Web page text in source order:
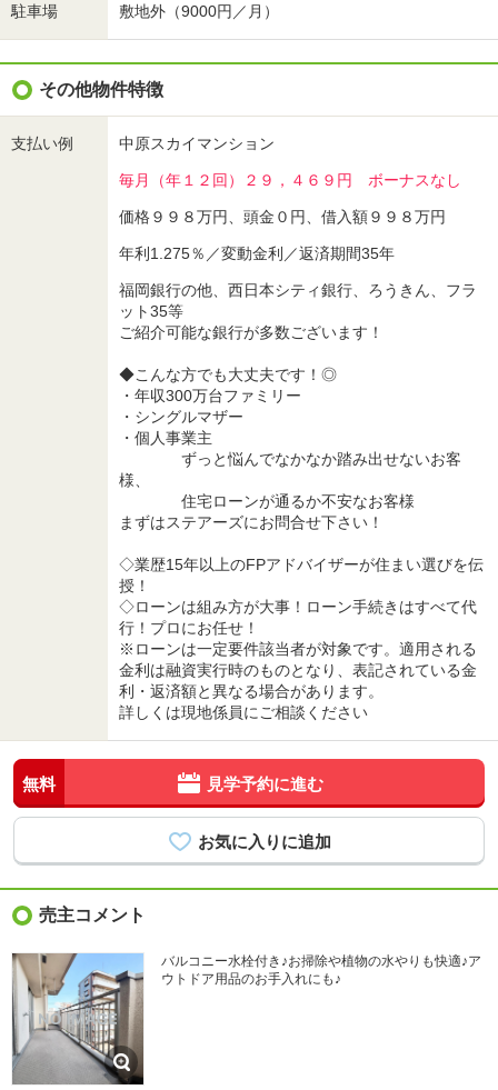
駐車場 敷地外（9000円／月）
その他物件特徴
支払い例 中原スカイマンション
毎月（年１２回）２９，４６９円 ボーナスなし
価格９９８万円、頭金０円、借入額９９８万円
年利1.275％／変動金利／返済期間35年
福岡銀行の他、西日本シティ銀行、ろうきん、フラ
ット35等
ご紹介可能な銀行が多数ございます！
◆こんな方でも大丈夫です！◎
・年収300万台ファミリー
・シングルマザー
・個人事業主
ずっと悩んでなかなか踏み出せないお客
様、
住宅ローンが通るか不安なお客様
まずはステアーズにお問合せ下さい！
◇業歴15年以上のFPアドバイザーが住まい選びを伝
授！
◇ローンは組み方が大事！ローン手続きはすべて代
行！プロにお任せ！
※ローンは一定要件該当者が対象です。適用される
金利は融資実行時のものとなり、表記されている金
利・返済額と異なる場合があります。
詳しくは現地係員にご相談ください
無料 見学予約に進む
売主コメント
バルコニー水栓付き♪お掃除や植物の水やりも快適♪ア
ウトドア用品のお手入れにも♪